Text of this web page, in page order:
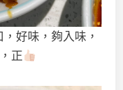
好味，夠入味，
正